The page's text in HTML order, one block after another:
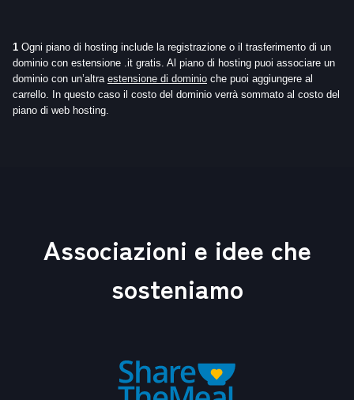
1 Ogni piano di hosting include la registrazione o il trasferimento di un
dominio con estensione .it gratis. Al piano di hosting puoi associare un
dominio con un’altra estensione di dominio che puoi aggiungere al
carrello. In questo caso il costo del dominio verrà sommato al costo del
piano di web hosting.
Associazioni e idee che
sosteniamo